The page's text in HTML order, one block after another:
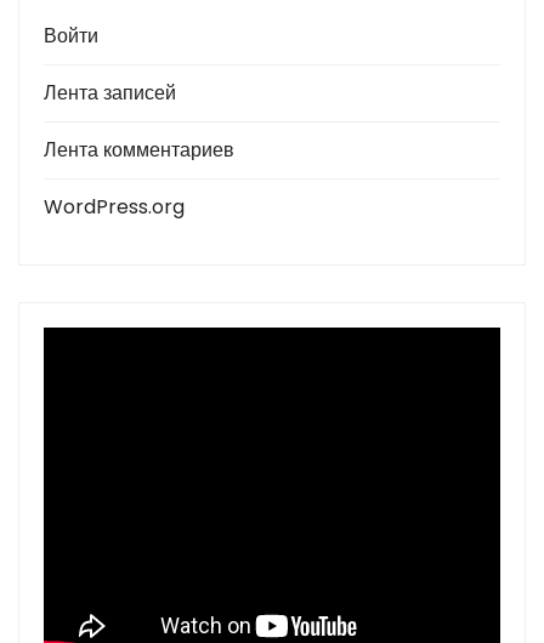
Войти
Лента записей
Лента комментариев
WordPress.org